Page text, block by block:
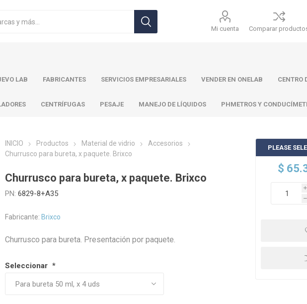
Mi cuenta Comparar
LAB FABRICANTES
Atago
SERVICIOS EMPRESARIALES VENDER EN ONELAB CENTRO
CENTRÍFUGAS PESAJE MANEJO DE LÍQUIDOS PHMETROS Y
INICIO Productos Material de vidrio
Accesorios
Churrusco para bureta, x paquete. Brixco
Churrusco para bureta, x paquete. Brixco
PN: 6829-8+A35
Fabricante: Brixco
Churrusco para bureta. Presentación por paquete.
Seleccionar *
PLEASE
$
i
h